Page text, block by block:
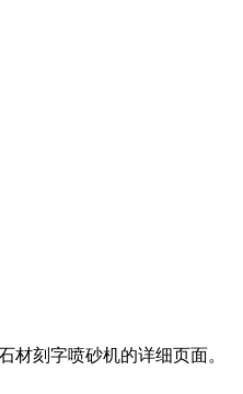
材刻字喷砂机的详细页面。